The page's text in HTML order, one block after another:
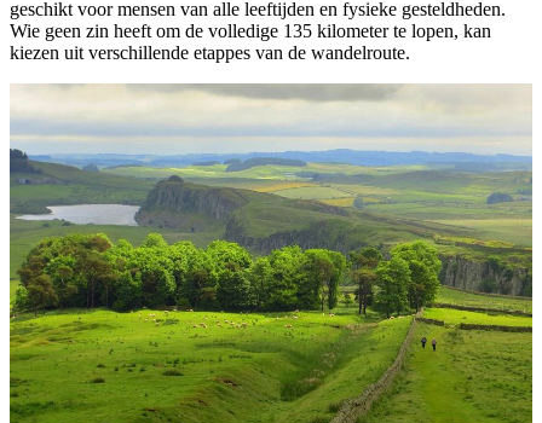
geschikt voor mensen van alle leeftijden en fysieke gesteldheden.
Wie geen zin heeft om de volledige 135 kilometer te lopen, kan
kiezen uit verschillende etappes van de wandelroute.